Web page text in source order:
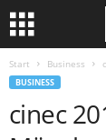
Start Business
BUSINESS
cinec